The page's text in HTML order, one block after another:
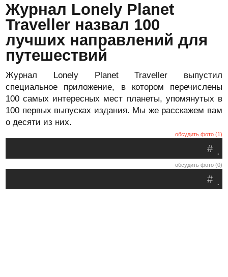
Журнал Lonely Planet
Traveller назвал 100
лучших направлений для
путешествий
Журнал Lonely Planet Traveller выпустил
специальное приложение, в котором перечислены
100 самых интересных мест планеты, упомянутых в
100 первых выпусках издания. Мы же расскажем вам
о десяти из них.
обсудить фото (1)
.
#
обсудить фото (0)
.
#